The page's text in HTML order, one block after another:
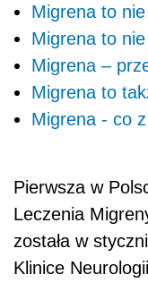
Migrena to
Migrena to
Migrena –
Migrena to
Migrena - co
Pierwsza w
Leczenia
została w
Klinice